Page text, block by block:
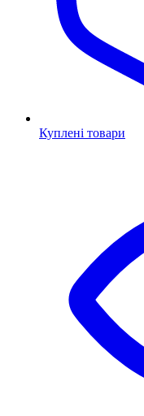
Куплені товари